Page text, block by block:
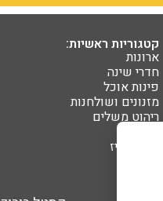
קטגוריות ראשיות:
ארונות
חדרי שינה
פינות אוכל
מזנונים ושולחנות
ריהוט משלים
אקססוריז